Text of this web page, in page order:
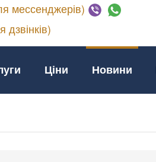
мессенджерів)
Ціни Новини